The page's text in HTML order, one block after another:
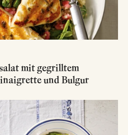
mit gegrilltem
und Bulgur